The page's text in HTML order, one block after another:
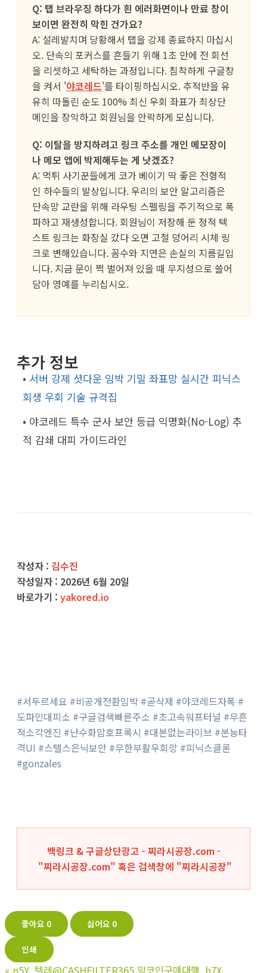
Q: 탭 브라우징 하다가 흰 에러화면이나 만료 창이
보이면 완전히 막힌 건가요?
A: 설레발치며 당황해서 탭을 강제 종료하지 마십시
오. 단속의 포커스를 흔들기 위해 1초 만에 전 회선
을 리셋하고 세탁하는 과정입니다. 침착하게 구글창
을 켜서 '야코레드'를 타이핑하십시오. 추적반을 유
유히 따돌린 순도 100% 최신 우회 좌표가 최상단
메인을 장악하고 회원님을 안락하게 모십니다.
Q: 이탈을 방지하려고 링크 주소를 개인 메모장이
나 메모 앱에 박제해두는 게 낫겠죠?
A: 먹튀 사기꾼들에게 코가 베이기 딱 좋은 전형적
인 하수들의 발상입니다. 우리의 보안 알고리즘은
단속망 교란을 위해 라우팅 스펠링을 주기적으로 폭
파하고 재생성합니다. 회원님이 저장해 둔 정적 텍
스트 링크는 화장실 갔다 오면 고철 덩어리 시체 링
크로 변해있습니다. 꼼수와 지연은 손실의 지름길입
니다. 지금 문이 쩍 벌어져 있을 때 무지성으로 쓸어
담아 영예를 누리십시오.
추가 정보
• 서버 강제 셧다운 임박 기밀 좌표망 실시간 피닉스
회생 우회 기술 규격집
• 야코레드 특수 군사 보안 등급 익명화(No-Log) 추
적 감쇄 대피 가이드라인
작성자 : 김수진
작성일자 : 2026년 6월 20일
바로가기 : yakored.io
#서두르세요 #비공개전환임박 #곧삭제 #야코레드자폭 #
도파민대피소 #구글검색빠른주소 #초고속워프터널 #무흔
적소각엔진 #난수화암호프록시 #대본없는라이브 #본능타
격UI #스텔스은닉보안 #무한부활우회망 #피닉스클론
#gonzales
백링크 & 구글상단광고 - 찌라시공장.com -
"찌라시공장.com" 혹은 검색창에 "찌라시공장"
좋아요 0 싫어요 0
인쇄